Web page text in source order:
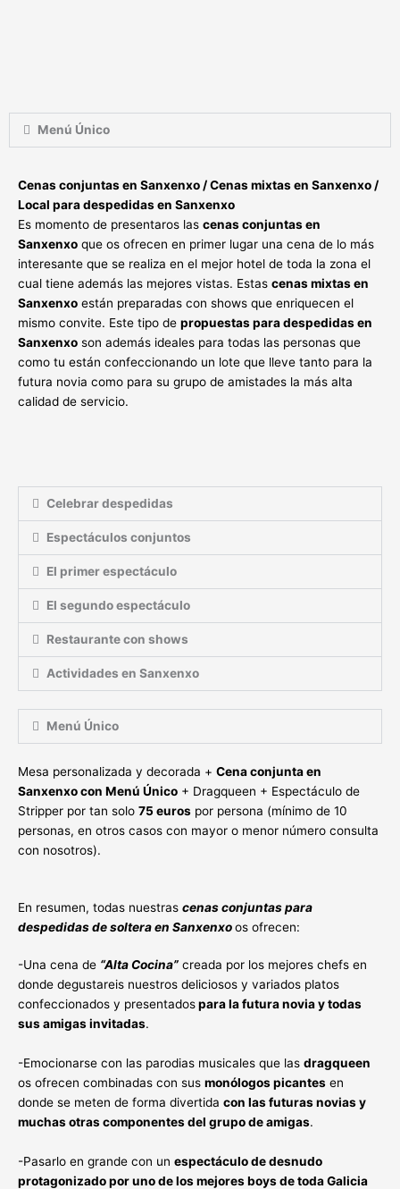
Menú Único
Cenas conjuntas en Sanxenxo / Cenas mixtas en Sanxenxo /
Local para despedidas en Sanxenxo
Es momento de presentaros las cenas conjuntas en
Sanxenxo que os ofrecen en primer lugar una cena de lo más
interesante que se realiza en el mejor hotel de toda la zona el
cual tiene además las mejores vistas. Estas cenas mixtas en
Sanxenxo están preparadas con shows que enriquecen el
mismo convite. Este tipo de propuestas para despedidas en
Sanxenxo son además ideales para todas las personas que
como tu están confeccionando un lote que lleve tanto para la
futura novia como para su grupo de amistades la más alta
calidad de servicio.
Celebrar despedidas
Espectáculos conjuntos
El primer espectáculo
El segundo espectáculo
Restaurante con shows
Actividades en Sanxenxo
Menú Único
Mesa personalizada y decorada + Cena conjunta en
Sanxenxo con Menú Único + Dragqueen + Espectáculo de
Stripper por tan solo 75 euros por persona (mínimo de 10
personas, en otros casos con mayor o menor número consulta
con nosotros).
En resumen, todas nuestras cenas conjuntas para
despedidas de soltera en Sanxenxoos ofrecen:
-Una cena de “Alta Cocina” creada por los mejores chefs en
donde degustareis nuestros deliciosos y variados platos
confeccionados y presentadospara la futura novia y todas
sus amigas invitadas.
-Emocionarse con las parodias musicales que las dragqueen
os ofrecen combinadas con sus monólogos picantes en
donde se meten de forma divertida con las futuras novias y
muchas otras componentes del grupo de amigas.
-Pasarlo en grande con un espectáculo de desnudo
protagonizado por uno de los mejores boys de toda Galicia